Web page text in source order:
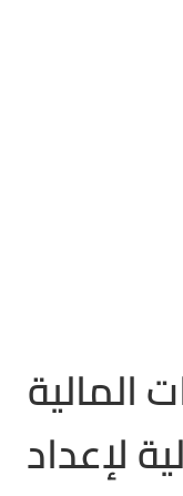
المالية
لإعداد